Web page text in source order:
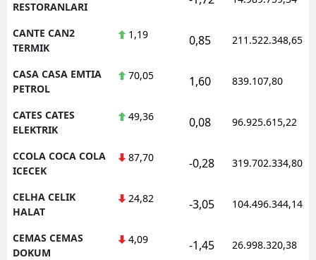
RESTORANLARI
CANTE CAN2
TERMIK
1,19 0,85 211.522.348,65
CASA CASA EMTIA
PETROL
70,05 1,60 839.107,80
CATES CATES
ELEKTRIK
49,36 0,08 96.925.615,22
CCOLA COCA COLA
ICECEK
87,70 -0,28 319.702.334,80
CELHA CELIK
HALAT
24,82 -3,05 104.496.344,14
CEMAS CEMAS
DOKUM
4,09 -1,45 26.998.320,38